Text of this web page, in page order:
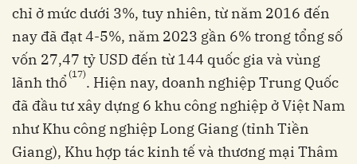
chỉ ở mức dưới 3%, tuy nhiên, từ năm 2016 đến
nay đã đạt 4-5%, năm 2023 gần 6% trong tổng số
vốn 27,47 tỷ USD đến từ 144 quốc gia và vùng
lãnh thổ(17). Hiện nay, doanh nghiệp Trung Quốc
đã đầu tư xây dựng 6 khu công nghiệp ở Việt Nam
như Khu công nghiệp Long Giang (tỉnh Tiền
Giang), Khu hợp tác kinh tế và thương mại Thâm